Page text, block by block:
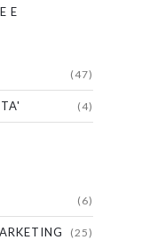
E
(47)
(4)
(6)
(25)